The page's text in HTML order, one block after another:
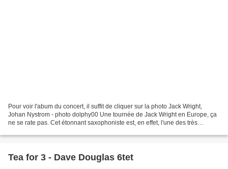
Pour voir l'abum du concert, il suffit de cliquer sur la photo Jack Wright,
Johan Nystrom - photo dolphy00 Une tournée de Jack Wright en Europe, ça
ne se rate pas. Cet étonnant saxophoniste est, en effet, l'une des très
Tea for 3 - Dave Douglas 6tet